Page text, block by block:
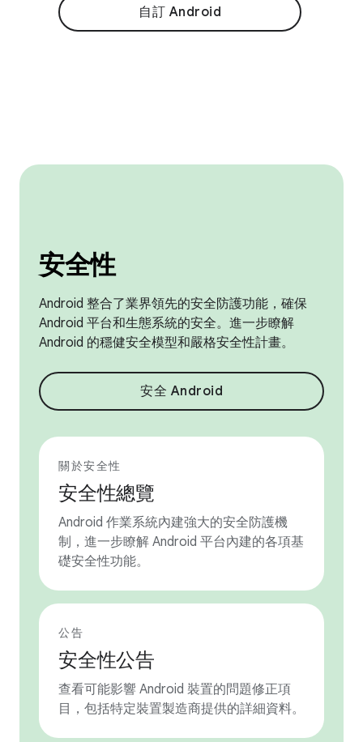
自訂 Android
安全性
Android 整合了業界領先的安全防護功能，確保
Android 平台和生態系統的安全。進一步瞭解
Android 的穩健安全模型和嚴格安全性計畫。
安全 Android
關於安全性
安全性總覽
Android 作業系統內建強大的安全防護機
制，進一步瞭解 Android 平台內建的各項基
礎安全性功能。
公告
安全性公告
查看可能影響 Android 裝置的問題修正項
目，包括特定裝置製造商提供的詳細資料。